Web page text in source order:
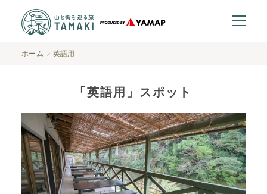
ホーム 英語用
「英語用」スポット